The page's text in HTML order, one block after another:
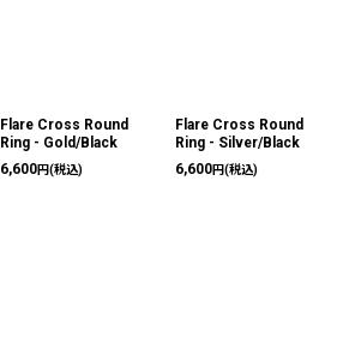
Flare Cross Round
Ring - Gold/Black
6,600円(税込)
Flare Cross Round
Ring - Silver/Black
6,600円(税込)